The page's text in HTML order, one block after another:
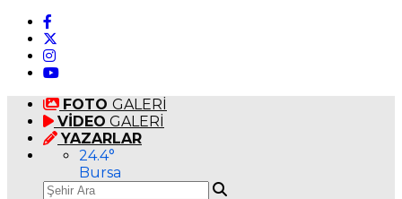
FOTO GALERİ
VİDEO GALERİ
YAZARLAR
24.4°
Bursa